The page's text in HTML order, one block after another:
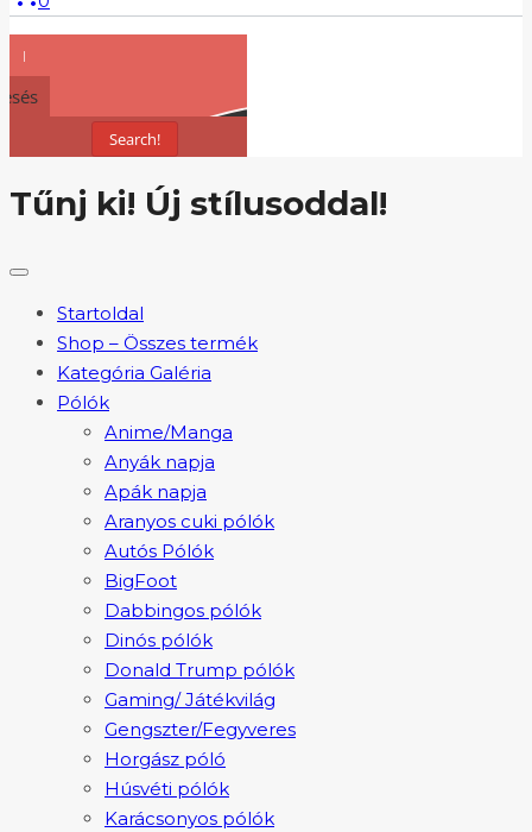
Search!
Tűnj ki! Új stílusoddal!
Startoldal
Shop – Összes termék
Kategória Galéria
Pólók
Anime/Manga
Anyák napja
Apák napja
Aranyos cuki pólók
Autós Pólók
BigFoot
Dabbingos pólók
Dinós pólók
Donald Trump pólók
Gaming/ Játékvilág
Gengszter/Fegyveres
Horgász póló
Húsvéti pólók
Karácsonyos pólók